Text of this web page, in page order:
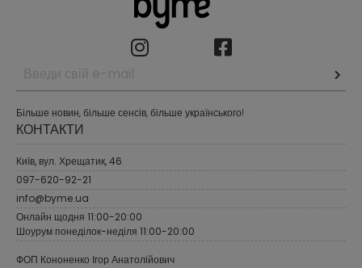
Більше новин, більше сенсів, більше українського!
КОНТАКТИ
Київ, вул. Хрещатик, 46
097-620-92-21
info@byme.ua
Онлайн щодня 11:00-20:00
Шоурум понеділок-неділя 11:00-20:00
ФОП Кононенко Ігор Анатолійович